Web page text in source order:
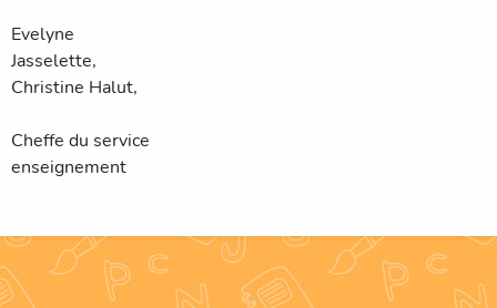
Evelyne
Christine Halut,
Cheffe du service
enseignement